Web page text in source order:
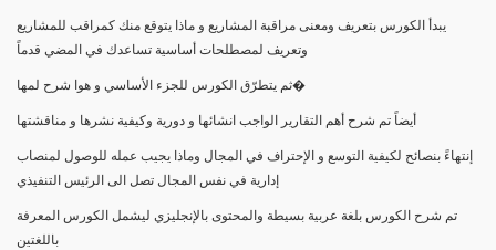
يبدأ الكورس بتعريف ومعنى مراقبة المشاريع و ماذا يتوقع منك كمراقب للمشاريع
وتعريف لمصطلحات أساسية تساعدك في المضي قدماً
ثم يتطرّق الكورس للجزء الأساسي و هوا شرح لمها�
أيضاً تم شرح أهم التقارير الواجب انشائها و دورية وكيفية نشرها و مناقشتها
إنتهاءً بنصائح لكيفية التوسع و الإحتراف في المجال وماذا يجيب عمله للوصول لمنصاب
إدارية في نفس المجال تصل الى الرئيس التنفيذي
تم شرح الكورس بلغة عربية بسيطة والمحتوى بالإنجليزي ليشمل الكورس المعرفة
باللغتين